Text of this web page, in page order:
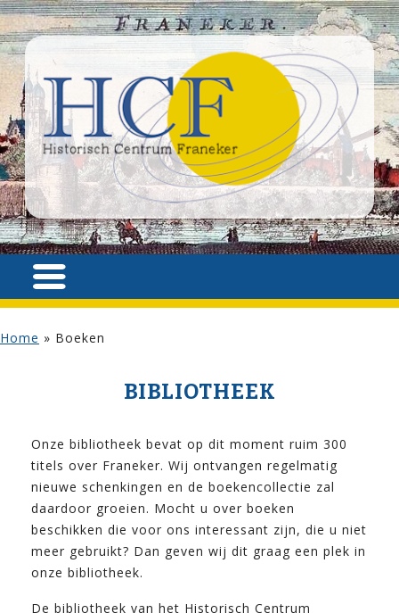
Home » Boeken
BIBLIOTHEEK
Onze bibliotheek bevat op dit moment ruim 300
titels over Franeker. Wij ontvangen regelmatig
nieuwe schenkingen en de boekencollectie zal
daardoor groeien. Mocht u over boeken
beschikken die voor ons interessant zijn, die u niet
meer gebruikt? Dan geven wij dit graag een plek in
onze bibliotheek.
De bibliotheek van het Historisch Centrum